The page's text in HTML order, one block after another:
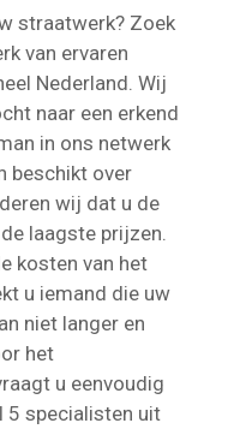
straatwerk? Zoek
van ervaren
Nederland. Wij
naar een erkend
in ons netwerk
beschikt over
wij dat u de
laagste prijzen.
kosten van het
u iemand die uw
niet langer en
het
u eenvoudig
5 specialisten uit